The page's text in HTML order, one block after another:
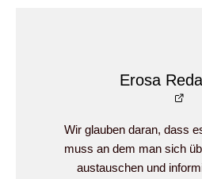
Erosa
Wir glauben daran, dass
muss an dem man sich
austauschen und